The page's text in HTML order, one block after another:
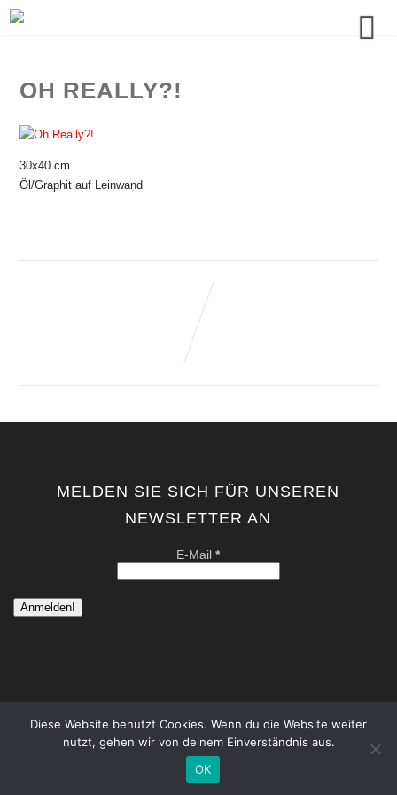
OH REALLY?!
30x40 cm
Öl/Graphit auf Leinwand
MELDEN SIE SICH FÜR UNSEREN
NEWSLETTER AN
E-Mail*
copyright by kati von schwerin | contemporary artist berlin . all
Datenschutzerklärung
Diese Website benutzt Cookies. Wenn du die Website weiter
nutzt, gehen wir von deinem Einverständnis aus.
OK